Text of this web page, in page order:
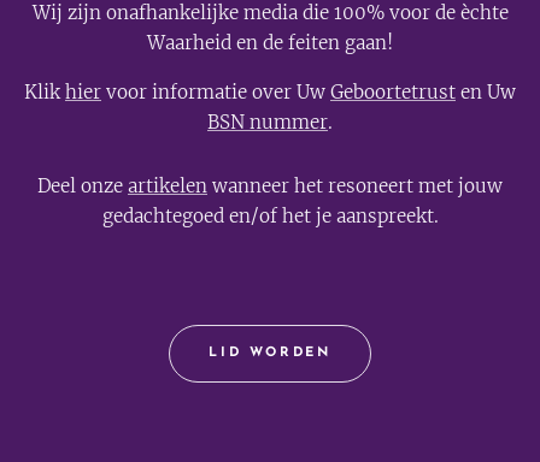
Wij zijn onafhankelijke media die 100% voor de èchte
Waarheid en de feiten gaan!
Klikhier voor informatie over Uw Geboortetrust en Uw
BSN nummer.
Deel onze artikelen wanneer het resoneert met jouw
gedachtegoed en/of het je aanspreekt.
LID WORDEN